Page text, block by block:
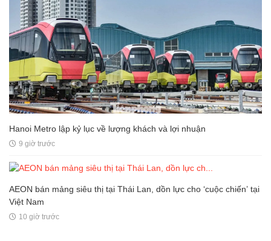
Hanoi Metro lập kỷ lục về lượng khách và lợi nhuận
9 giờ trước
AEON bán mảng siêu thị tại Thái Lan, dồn lực cho ‘cuộc chiến’ tại
Việt Nam
10 giờ trước